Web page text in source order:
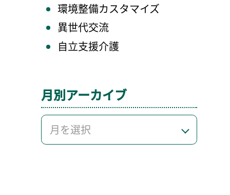
環境整備カスタマイズ
異世代交流
自立支援介護
月別アーカイブ